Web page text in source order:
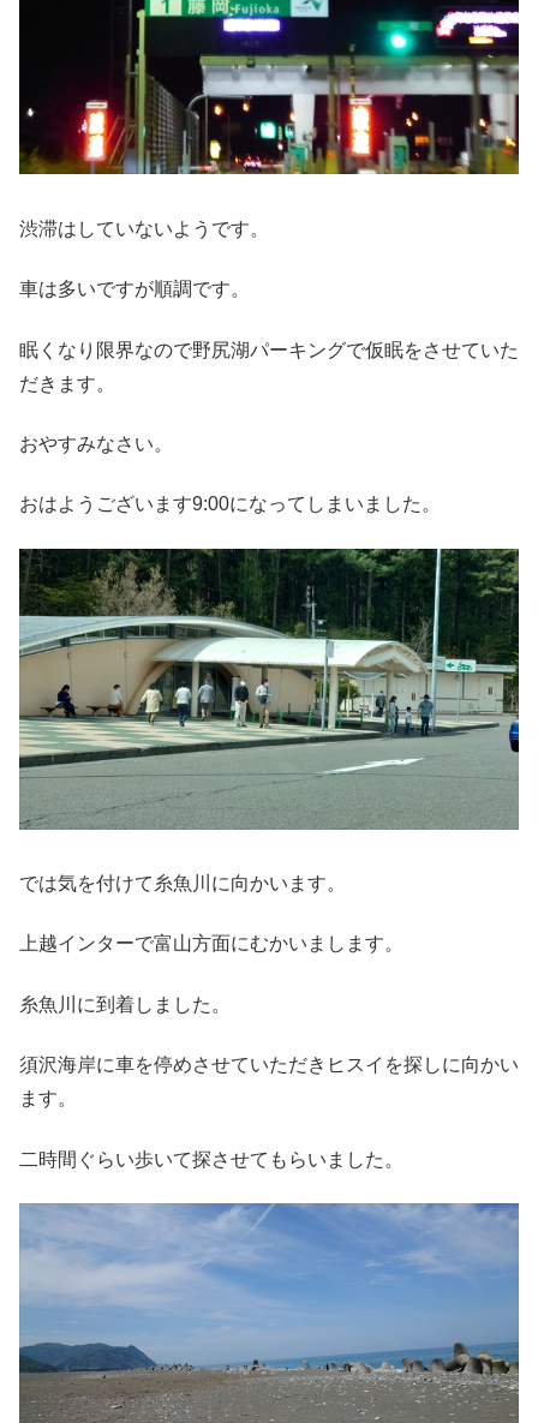
渋滞はしていないようです。
車は多いですが順調です。
眠くなり限界なので野尻湖パーキングで仮眠をさせていた
だきます。
おやすみなさい。
おはようございます9:00になってしまいました。
では気を付けて糸魚川に向かいます。
上越インターで富山方面にむかいまします。
糸魚川に到着しました。
須沢海岸に車を停めさせていただきヒスイを探しに向かい
ます。
二時間ぐらい歩いて探させてもらいました。